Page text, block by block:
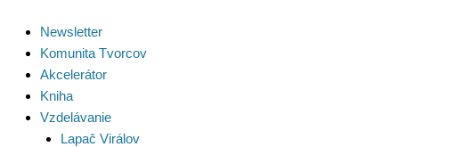
obsah
Newsletter
Komunita Tvorcov
Akcelerátor
Kniha
Vzdelávanie
Lapač Virálov